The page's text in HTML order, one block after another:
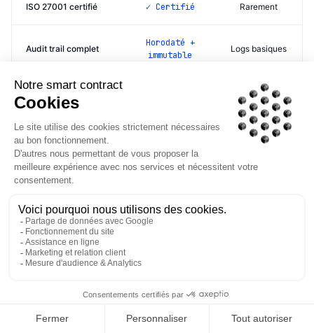
ISO 27001 certifié ✓ Certifié Rarement
Audit trail complet
Horodaté +
immutable
Logs basiques
Une infrastructure de
confiance construite sur des
partenaires régulés
acteur spécialisé et régulé dans son domaine.